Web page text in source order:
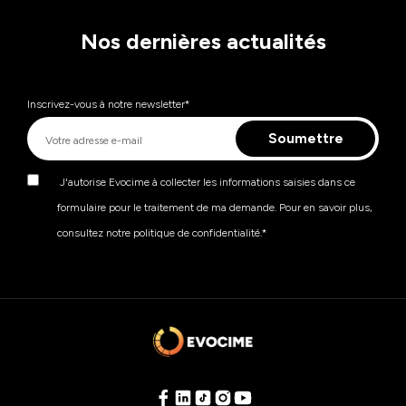
Nos dernières actualités
Inscrivez-vous à notre newsletter*
J'autorise Evocime à collecter les informations saisies dans ce
formulaire pour le traitement de ma demande. Pour en savoir plus,
consultez notre politique de confidentialité.*